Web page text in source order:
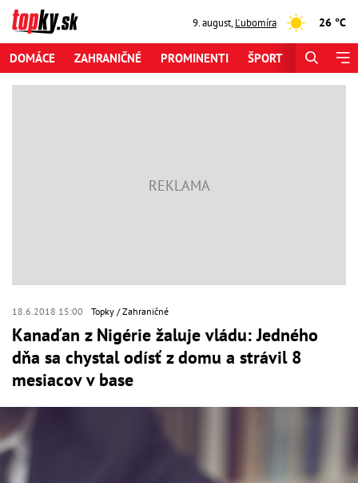
9. august,Ľubomíra 26 °C
DOMÁCE ZAHRANIČNÉ PROMINENTI ŠPORT
18.6.2018 15:00 Topky Zahraničné
Kanaďan z Nigérie žaluje vládu: Jedného
dňa sa chystal odísť z domu a strávil 8
mesiacov v base